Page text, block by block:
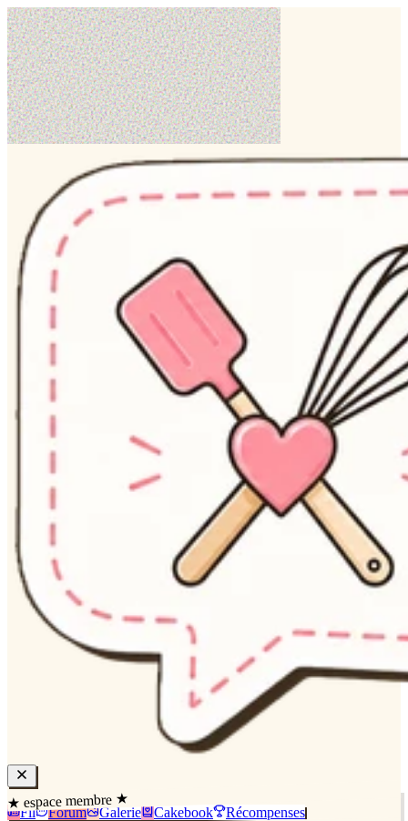
★ espace membre ★
Fil Forum Galerie Cakebook Récompenses